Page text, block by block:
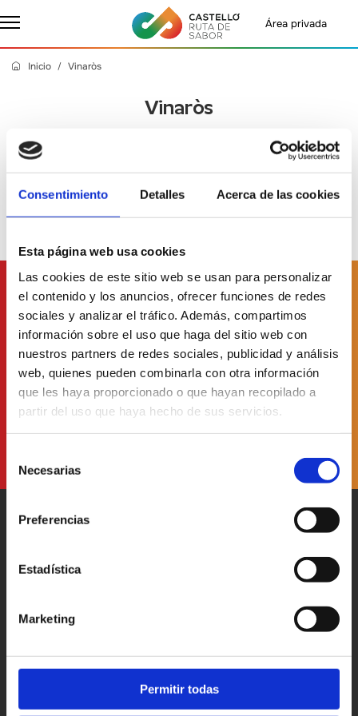
Consentimiento Detalles Acerca de las cookies
Esta página web usa cookies
Las cookies de este sitio web se usan para personalizar
el contenido y los anuncios, ofrecer funciones de redes
sociales y analizar el tráfico. Además, compartimos
información sobre el uso que haga del sitio web con
nuestros partners de redes sociales, publicidad y análisis
web, quienes pueden combinarla con otra información
que les haya proporcionado o que hayan recopilado a
partir del uso que haya hecho de sus servicios.
consentimiento
Necesarias
Preferencias
Estadística
Marketing
Permitir todas
Área privada
Inicio Vinaròs
Vinaròs
- Castelló Ruta de Sabor
Suscríbete anuestro boletín
He leído y aceptola Política de Protección de Datos
T. 964 35 96 00
castellorutadesabor@dipcas.es